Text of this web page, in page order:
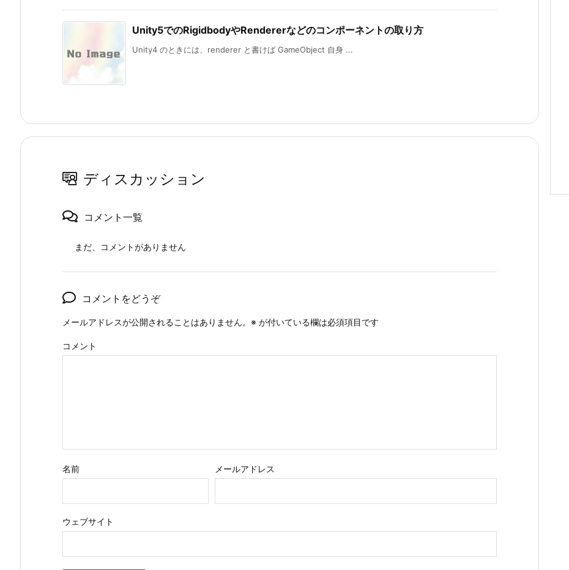
Unity5でのRigidbodyやRendererなどのコンポーネントの取り方
Unity4 のときには、renderer と書けば GameObject 自身 ...
ディスカッション
コメント一覧
まだ、コメントがありません
コメントをどうぞ
メールアドレスが公開されることはありません。 ※ が付いている欄は必須項目です
コメント
名前 メールアドレス
ウェブサイト